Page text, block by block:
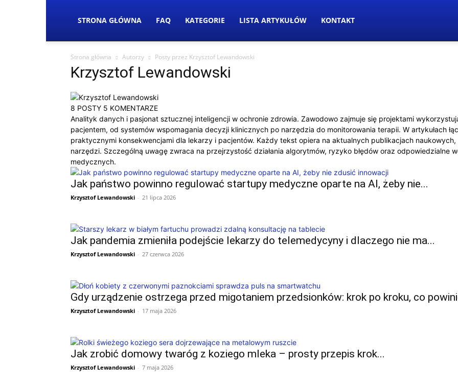
STRONA GŁÓWNA FAQ KATEGORIE LISTA ARTYKUŁÓW KONTAKT
Strona główna Autorzy Posty przez Krzysztof Lewandowski
Krzysztof Lewandowski
8 POSTY 5 KOMENTARZE
Analityk danych i pasjonat sztucznej inteligencji w ochronie zdrowia. Zawodowo zajmuje się projektami
pacjentem, od systemów wspomagania decyzji klinicznych po narzędzia do monitorowania terapii. W artykułach
praktycznymi konsekwencjami dla lekarzy i pacjentów. Każdy tekst opiera na aktualnych publikacjach
narzędzi. Szczególną uwagę zwraca na przejrzystość działania algorytmów, ryzyko błędów oraz odpowiedzialne
medycznych.
Jak państwo powinno regulować startupy medyczne oparte na AI, żeby nie...
Krzysztof Lewandowski - 21 lipca 2026
Jak pandemia zmieniła podejście lekarzy do telemedycyny i dlaczego nie ma...
Krzysztof Lewandowski - 27 czerwca 2026
Gdy urządzenie ostrzega przed migotaniem przedsionków: krok po kroku, co
Krzysztof Lewandowski - 17 maja 2026
Jak zrobić domowy twaróg z koziego mleka – prosty przepis krok...
Krzysztof Lewandowski - 7 maja 2026